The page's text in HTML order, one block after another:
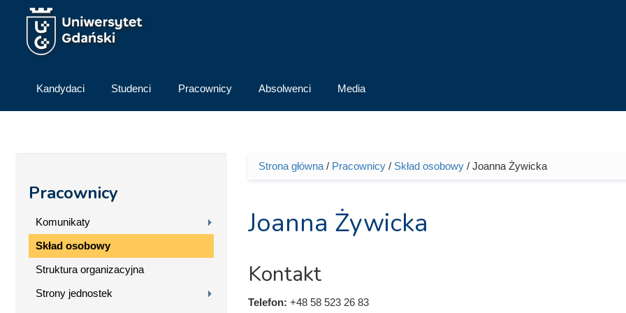
Przejdź do treści
Kandydaci Studenci Pracownicy Absolwenci Media
Pracownicy
Komunikaty
Skład osobowy
Struktura organizacyjna
Strony jednostek
Jesteś tutaj
Strona główna/ Pracownicy/ Skład osobowy/ Joanna Żywicka
Joanna Żywicka
Kontakt
Telefon: +48 58 523 26 83